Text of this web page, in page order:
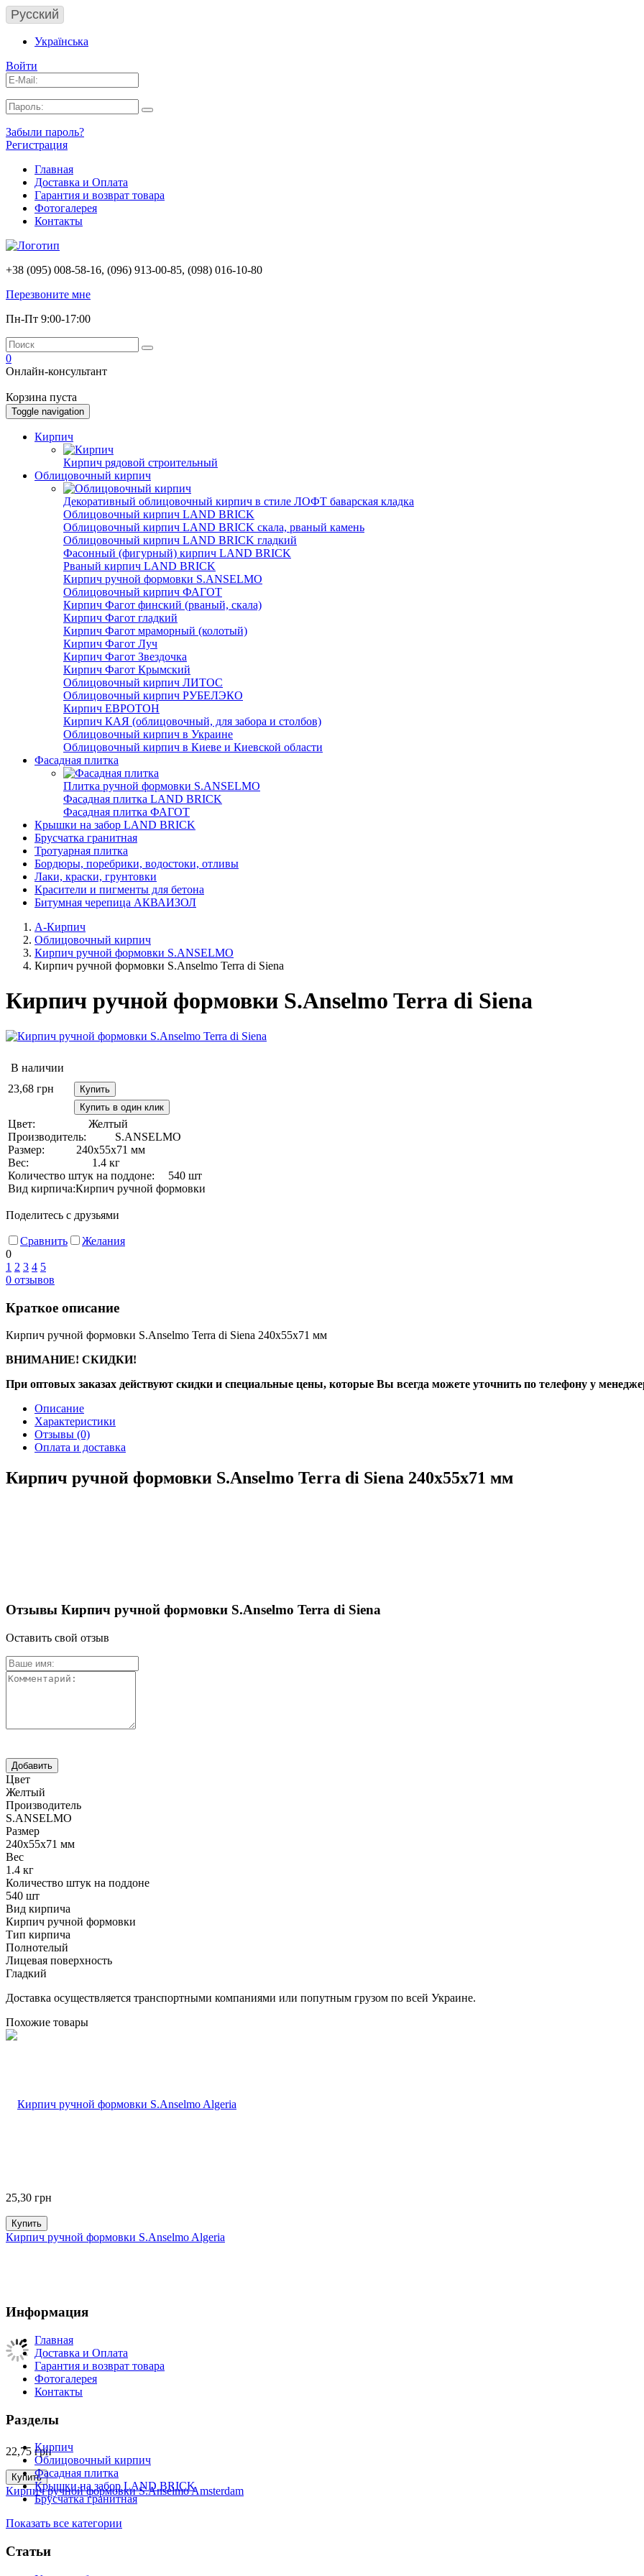
Русский
Українська
Войти
Забыли пароль?
Регистрация
Главная
Доставка и Оплата
Гарантия и возврат товара
Фотогалерея
Контакты
+38 (095) 008-58-16, (096) 913-00-85, (098) 016-10-80
Перезвоните мне
Пн-Пт 9:00-17:00
0
Онлайн-консультант
Корзина пуста
Toggle navigation
Кирпич
Кирпич рядовой строительный
Облицовочный кирпич
Декоративный облицовочный кирпич в стиле ЛОФТ баварская кладка
Облицовочный кирпич LAND BRICK
Облицовочный кирпич LAND BRICK скала, рваный камень
Облицовочный кирпич LAND BRICK гладкий
Фасонный (фигурный) кирпич LAND BRICK
Рваный кирпич LAND BRICK
Кирпич ручной формовки S.ANSELMO
Облицовочный кирпич ФАГОТ
Кирпич Фагот финский (рваный, скала)
Кирпич Фагот гладкий
Кирпич Фагот мраморный (колотый)
Кирпич Фагот Луч
Кирпич Фагот Звездочка
Кирпич Фагот Крымский
Облицовочный кирпич ЛИТОС
Облицовочный кирпич РУБЕЛЭКО
Кирпич ЕВРОТОН
Кирпич КАЯ (облицовочный, для забора и столбов)
Облицовочный кирпич в Украине
Облицовочный кирпич в Киеве и Киевской области
Фасадная плитка
Плитка ручной формовки S.ANSELMO
Фасадная плитка LAND BRICK
Фасадная плитка ФАГОТ
Крышки на забор LAND BRICK
Брусчатка гранитная
Тротуарная плитка
Бордюры, поребрики, водостоки, отливы
Лаки, краски, грунтовки
Красители и пигменты для бетона
Битумная черепица АКВАИЗОЛ
А-Кирпич
Облицовочный кирпич
Кирпич ручной формовки S.ANSELMO
Кирпич ручной формовки S.Anselmo Terra di Siena
Кирпич ручной формовки S.Anselmo Terra di Siena
В наличии
23,68 грн
Купить
Купить в один клик
Цвет:
Желтый
Производитель:
S.ANSELMO
Размер:
240х55х71 мм
Вес:
1.4 кг
Количество штук на поддоне:
540 шт
Вид кирпича:Кирпич ручной формовки
Поделитесь с друзьями
Сравнить
Желания
0
1 2 3 4 5
0 отзывов
Краткое описание
Кирпич ручной формовки S.Anselmo Terra di Siena 240х55х71 мм
ВНИМАНИЕ! СКИДКИ!
При оптовых заказах действуют скидки и специальные цены, которые Вы всегда можете уточнить по телефону у
Описание
Характеристики
Отзывы (0)
Оплата и доставка
Кирпич ручной формовки S.Anselmo Terra di Siena 240х55х71 мм
Отзывы Кирпич ручной формовки S.Anselmo Terra di Siena
Оставить свой отзыв
Цвет
Желтый
Производитель
S.ANSELMO
Размер
240х55х71 мм
Вес
1.4 кг
Количество штук на поддоне
540 шт
Вид кирпича
Кирпич ручной формовки
Тип кирпича
Полнотелый
Лицевая поверхность
Гладкий
Доставка осуществляется транспортными компаниями или попутным грузом по всей Украине.
Похожие товары
25,30 грн
Купить
Кирпич ручной формовки S.Anselmo Algeria
22,75 грн
Купить
Кирпич ручной формовки S.Anselmo Amsterdam
Информация
Главная
Доставка и Оплата
Гарантия и возврат товара
Фотогалерея
Контакты
Разделы
Кирпич
Облицовочный кирпич
Фасадная плитка
Крышки на забор LAND BRICK
Брусчатка гранитная
Показать все категории
Статьи